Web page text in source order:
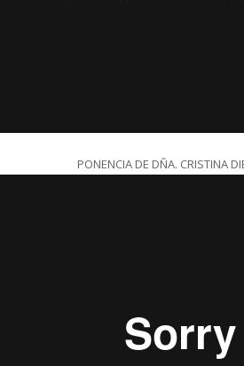
PONENCIA DE DÑA. CRISTINA